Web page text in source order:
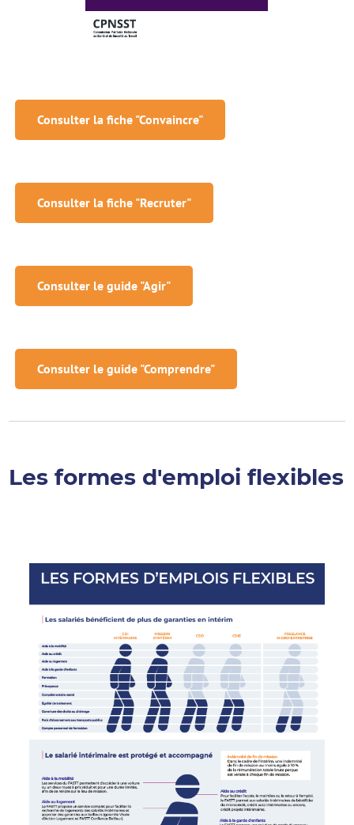
Consulter la fiche "Convaincre"
Consulter la fiche "Recruter"
Consulter le guide "Agir"
Consulter le guide "Comprendre"
Les formes d'emploi flexibles